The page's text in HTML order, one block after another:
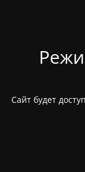
Сайт будет